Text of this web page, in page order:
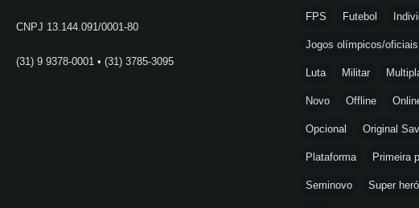
CNPJ 13.144.091/0001-80
(31) 9 9378-0001 • (31) 3785-3095
FPS Futebol
Jogos olímpicos/oficiais
Luta Militar
Novo Offline
Opcional Original
Plataforma Primeira
Seminovo Super